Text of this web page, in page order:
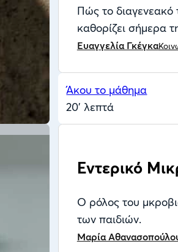
Πώς το διαγενεακό
καθορίζει σήμερα
Ευαγγελία Γκέγκα
Άκου το μάθημα
20' λεπτά
Εντερικό
Ο ρόλος του
των παιδιών.
Μαρία